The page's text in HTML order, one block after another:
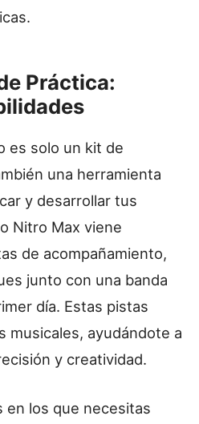
Práctica:
es solo un kit de
una herramienta
y desarrollar tus
Nitro Max viene
de acompañamiento,
junto con una banda
día. Estas pistas
musicales, ayudándote a
y creatividad.
en los que necesitas